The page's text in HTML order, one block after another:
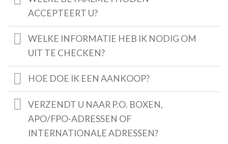
ACCEPTEERT U?
WELKE INFORMATIE HEB IK NODIG OM
UIT TE CHECKEN?
HOE DOE IK EEN AANKOOP?
VERZENDT U NAAR P.O. BOXEN,
APO/FPO-ADRESSEN OF
INTERNATIONALE ADRESSEN?